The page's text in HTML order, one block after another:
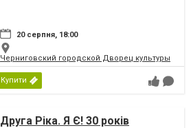
20 серпня, 18:00
Черниговский городской Дворец культуры
Купити
Друга Ріка. Я Є! 30 років